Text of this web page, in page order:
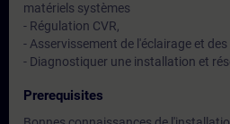
matériels systèmes
- Régulation CVR,
- Asservissement de l'éclairage et
- Diagnostiquer une installation et
Prerequisites